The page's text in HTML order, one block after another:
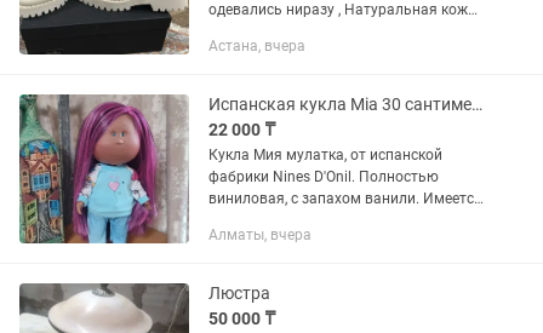
одевались ниразу , Натуральная кожа ,
коробка имеется. Не звонить а писать
Астана, вчера
Испанская кукла Mia 30 сантиметров винил.
22 000 ₸
Кукла Мия мулатка, от испанской
фабрики Nines D'Onil. Полностью
виниловая, с запахом ванили. Имеется
подвижные. Длинные прямые волосы,
Алматы, вчера
Люстра
50 000 ₸